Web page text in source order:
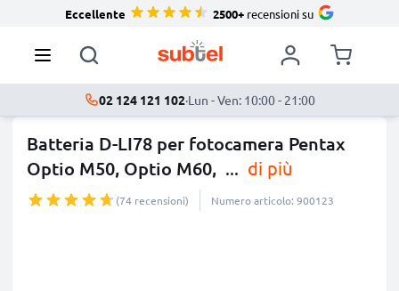
Eccellente 2500+recensioni su
02 124 121 102·Lun - Ven: 10:00 - 21:00
Batteria D-LI78 per fotocamera Pentax
Optio M50, Optio M60, ... di più
(74 recensioni) Numero articolo: 900123